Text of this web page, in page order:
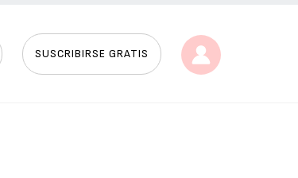
SUSCRIBIRSE GRATIS